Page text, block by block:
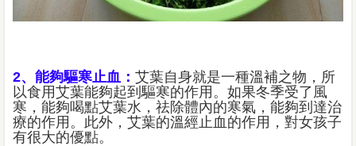
2、能夠驅寒止血： 艾葉自身就是一種溫補之物，所
以食用艾葉能夠起到驅寒的作用。如果冬季受了風
寒，能夠喝點艾葉水，祛除體內的寒氣，能夠到達治
療的作用。此外，艾葉的溫經止血的作用，對女孩子
有很大的優點。